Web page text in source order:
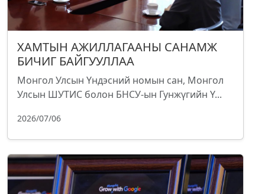
ХАМТЫН АЖИЛЛАГААНЫ САНАМЖ
БИЧИГ БАЙГУУЛЛАА
Монгол Улсын Үндэсний номын сан, Монгол
Улсын ШУТИС болон БНСУ-ын Гунжүгийн Ү...
2026/07/06